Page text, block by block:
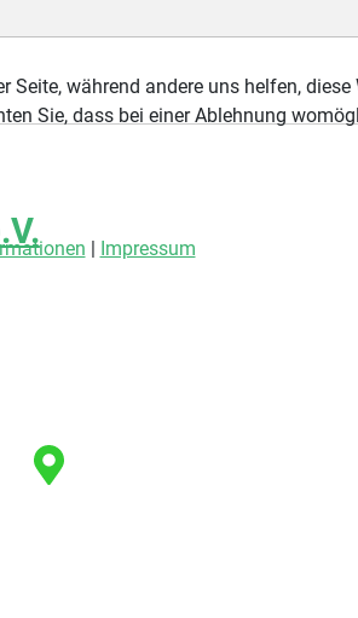
während andere uns helfen,
Sie, dass bei einer Ablehnung
| Impressum